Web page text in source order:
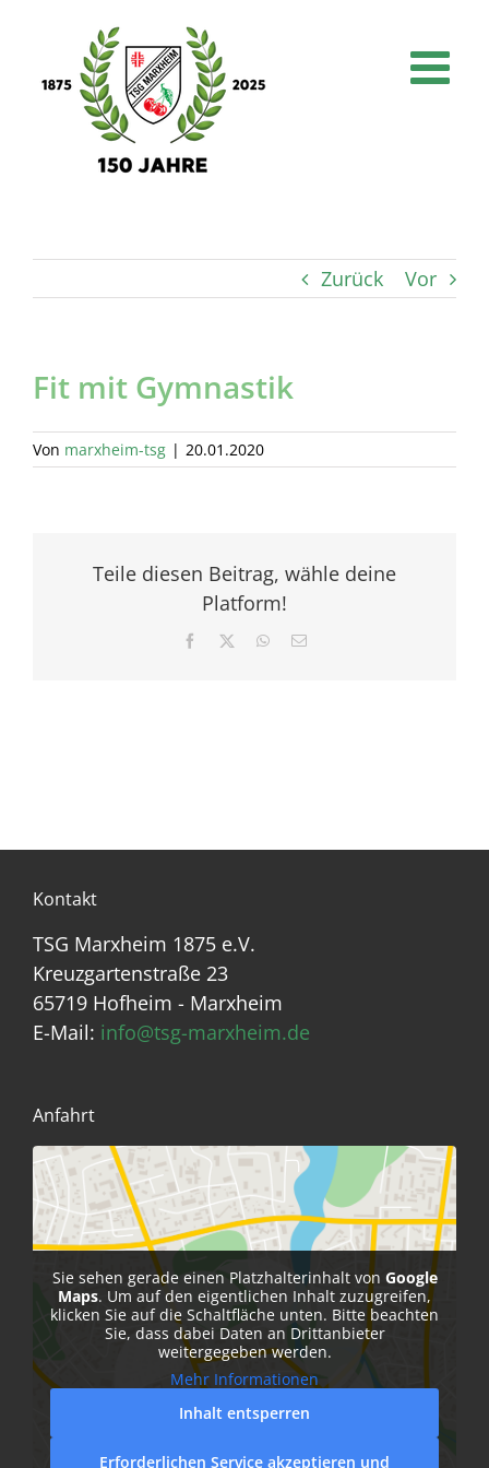
content
Zurück Vor
Fit mit Gymnastik
Von marxheim-tsg | 20.01.2020
Teile diesen Beitrag, wähle deine
Platform!
Facebook WhatsApp
Kontakt
TSG Marxheim 1875 e.V.
Kreuzgartenstraße 23
65719 Hofheim - Marxheim
E-Mail: info@tsg-marxheim.de
Anfahrt
Sie sehen gerade einen Platzhalterinhalt von Google
Maps. Um auf den eigentlichen Inhalt zuzugreifen,
klicken Sie auf die Schaltfläche unten. Bitte beachten
Sie, dass dabei Daten an Drittanbieter
weitergegeben werden.
Mehr Informationen
Inhalt entsperren
Erforderlichen Service akzeptieren und